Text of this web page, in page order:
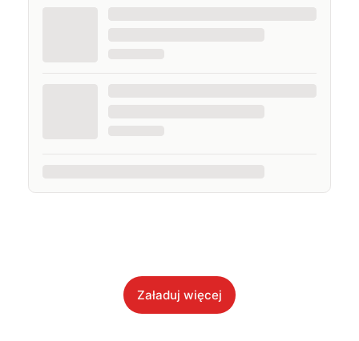
Załaduj więcej